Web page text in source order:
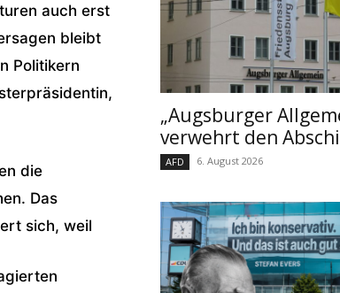
auch erst
bleibt
Politikern
die
Das
sich, weil
„Augsburger
verwehrt den
AFD 6. August 2026